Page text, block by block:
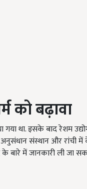
को बढ़ावा
गया था. इसके बाद रेशम
संस्थान और रांची में
बारे में जानकारी ली जा